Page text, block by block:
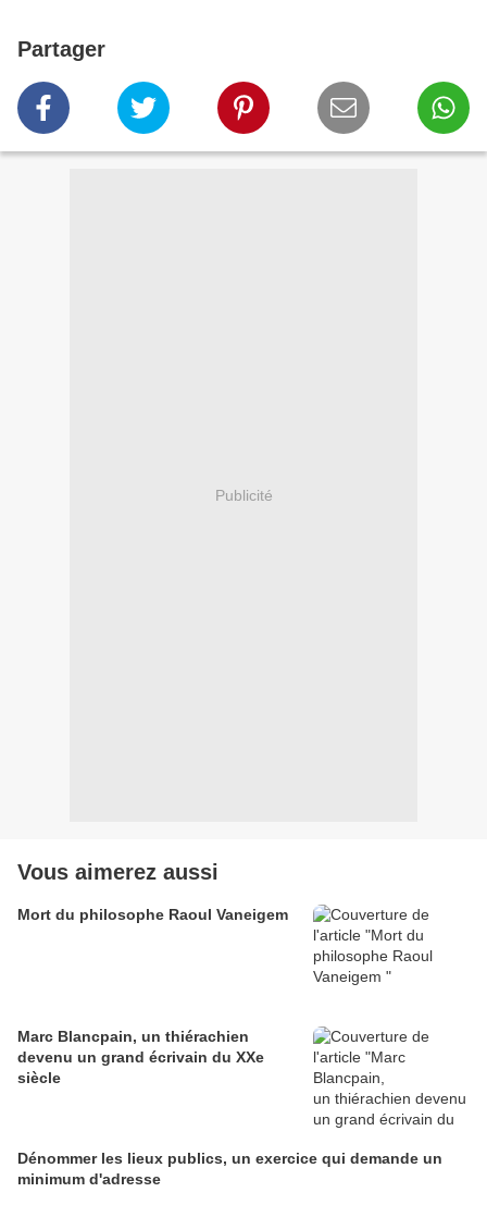
Partager
Publicité
Vous aimerez aussi
Mort du philosophe Raoul Vaneigem
Marc Blancpain, un thiérachien
devenu un grand écrivain du XXe
siècle
Dénommer les lieux publics, un exercice qui demande un
minimum d'adresse